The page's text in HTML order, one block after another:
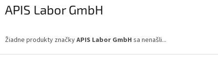
APIS Labor GmbH
Žiadne produkty značkyAPIS Labor GmbH sa nenašli...